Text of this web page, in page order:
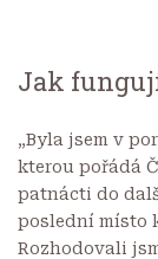
Jak
„Byla jsem v
kterou pořádá
patnácti do
poslední místo
Rozhodovali